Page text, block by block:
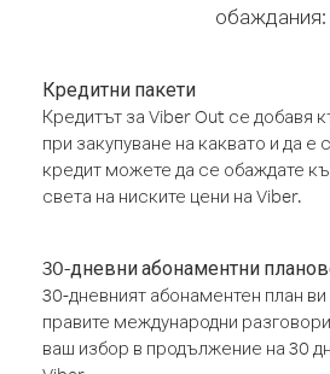
обаждания:
Кредитни пакети
Кредитът за Viber Out се добавя
при закупуване на каквато и да е
кредит можете да се обаждате
света на ниските цени на Viber.
30-дневни абонаментни
30-дневният абонаментен план
правите международни
ваш избор в продължение на 30